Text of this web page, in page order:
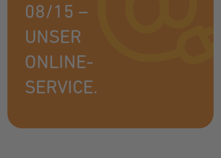
08/15 –
UNSER
ONLINE-
SERVICE.